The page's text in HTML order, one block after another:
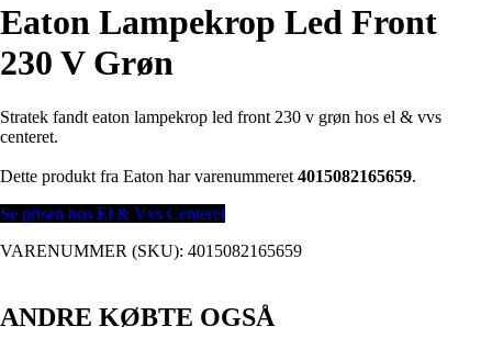
Eaton Lampekrop Led Front
230 V Grøn
Stratek fandt eaton lampekrop led front 230 v grøn hos el & vvs
centeret.
Dette produkt fra Eaton har varenummeret 4015082165659.
Se prisen hos El & Vvs Centeret
VARENUMMER (SKU): 4015082165659
ANDRE KØBTE OGSÅ